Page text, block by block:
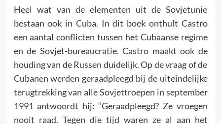
Heel wat van de elementen uit de Sovjetunie
bestaan ook in Cuba. In dit boek onthult Castro
een aantal conflicten tussen het Cubaanse regime
en de Sovjet-bureaucratie. Castro maakt ook de
houding van de Russen duidelijk. Op de vraag of de
Cubanen werden geraadpleegd bij de uiteindelijke
terugtrekking van alle Sovjettroepen in september
1991 antwoordt hij: “Geraadpleegd? Ze vroegen
nooit raad. Tegen die tijd waren ze al aan het